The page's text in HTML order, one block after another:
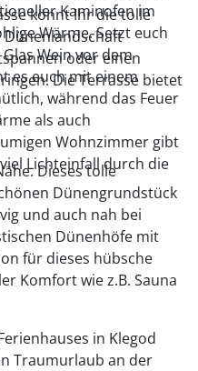
Kaminofen im
Wärme. Setzt euch
Wein vor dem
es euch mit einem
während das Feuer
als auch
Wohnzimmer gibt
Lichteinfall durch die
könnt Ihr die tolle
oder einen
Die Terrasse bietet
Dieses tolle
Dünengrundstück
und auch nah bei
Dünenhöfe mit
für dieses hübsche
Komfort wie z.B. Sauna
in Klegod
Traumurlaub an der